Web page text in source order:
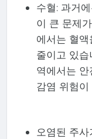
수혈: 과거
이 큰 문제
에서는 혈
줄이고 있
역에서는
감염 위험
오염된 주